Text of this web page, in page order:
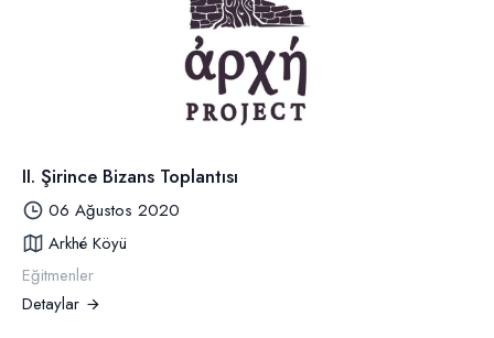
II. Şirince Bizans Toplantısı
06 Ağustos 2020
Arkhé Köyü
Eğitmenler
Detaylar